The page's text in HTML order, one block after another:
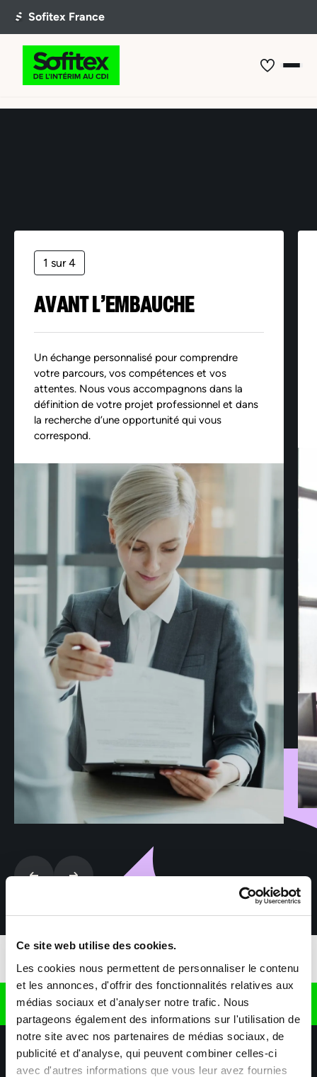
Ce site web utilise des cookies.
Les cookies nous permettent de personnaliser le contenu
et les annonces, d'offrir des fonctionnalités relatives aux
médias sociaux et d'analyser notre trafic. Nous
partageons également des informations sur l'utilisation de
notre site avec nos partenaires de médias sociaux, de
publicité et d'analyse, qui peuvent combiner celles-ci
avec d'autres informations que vous leur avez fournies
1 sur 4
AVANT L’EMBAUCHE
Un échange personnalisé pour comprendre
votre parcours, vos compétences et vos
attentes. Nous vous accompagnons dans la
définition de votre projet professionnel et dans
la recherche d’une opportunité qui vous
correspond.
Retrouvez nous sur